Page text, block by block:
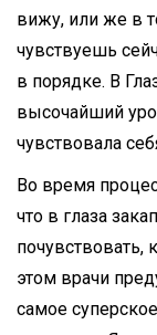
вижу, или же в
чувствуешь
в порядке. В
высочайший
чувствовала
Во время
что в глаза
почувствовать,
этом врачи
самое